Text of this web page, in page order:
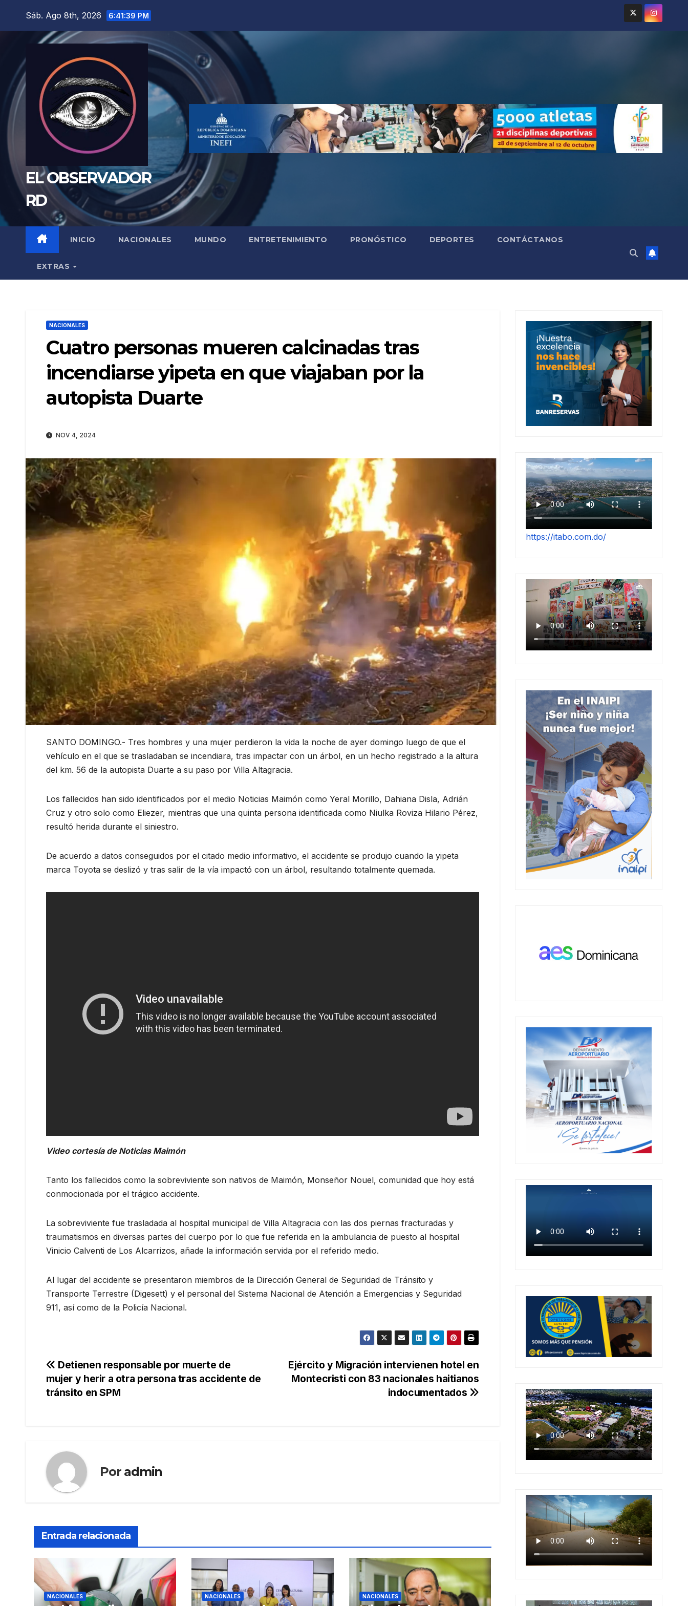
Sáb. Ago 8th, 2026 6:41:40 PM
EL OBSERVADOR
RD
INICIO NACIONALES MUNDO ENTRETENIMIENTO PRONÓSTICO DEPORTES CONTÁCTANOS
EXTRAS
NACIONALES
Cuatro personas mueren calcinadas tras
incendiarse yipeta en que viajaban por la
autopista Duarte
NOV 4, 2024
SANTO DOMINGO.- Tres hombres y una mujer perdieron la vida la noche de ayer domingo luego de que el
vehículo en el que se trasladaban se incendiara, tras impactar con un árbol, en un hecho registrado a la altura
del km. 56 de la autopista Duarte a su paso por Villa Altagracia.
Los fallecidos han sido identificados por el medio Noticias Maimón como Yeral Morillo, Dahiana Disla, Adrián
Cruz y otro solo como Eliezer, mientras que una quinta persona identificada como Niulka Roviza Hilario Pérez,
resultó herida durante el siniestro.
De acuerdo a datos conseguidos por el citado medio informativo, el accidente se produjo cuando la yipeta
marca Toyota se deslizó y tras salir de la vía impactó con un árbol, resultando totalmente quemada.
Video cortesía de Noticias Maimón
Tanto los fallecidos como la sobreviviente son nativos de Maimón, Monseñor Nouel, comunidad que hoy está
conmocionada por el trágico accidente.
La sobreviviente fue trasladada al hospital municipal de Villa Altagracia con las dos piernas fracturadas y
traumatismos en diversas partes del cuerpo por lo que fue referida en la ambulancia de puesto al hospital
Vinicio Calventi de Los Alcarrizos, añade la información servida por el referido medio.
Al lugar del accidente se presentaron miembros de la Dirección General de Seguridad de Tránsito y
Transporte Terrestre (Digesett) y el personal del Sistema Nacional de Atención a Emergencias y Seguridad
911, así como de la Policía Nacional.
Navegación
de
Ejército y Migración intervienen hotel en
Montecristi con 83 nacionales haitianos
indocumentados
Detienen responsable por muerte de
mujer y herir a otra persona tras accidente de
tránsito en SPM
Por admin
Entrada relacionada
NACIONALES NACIONALES NACIONALES
https://itabo.com.do/